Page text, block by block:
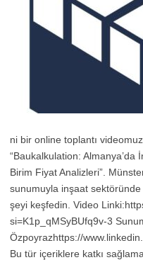
ni bir online toplantı
“Baukalkulation: Almanya’da
Birim Fiyat Analizleri”.
sunumuyla inşaat
şeyi keşfedin. Video
si=K1p_qMSyBUfq9v-3
Özpoyrazhttps://
Bu tür içeriklere katkı